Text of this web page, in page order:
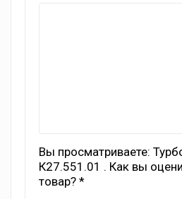
Вы просматриваете:
К27.551.01 . Как вы
товар? *